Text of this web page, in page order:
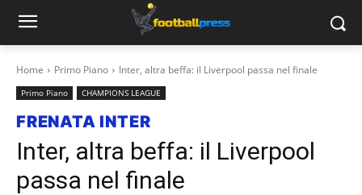
Home Primo Piano Inter, altra beffa: il Liverpool passa nel finale
Primo Piano CHAMPIONS LEAGUE
FRENATA INTER
Inter, altra beffa: il Liverpool
passa nel finale